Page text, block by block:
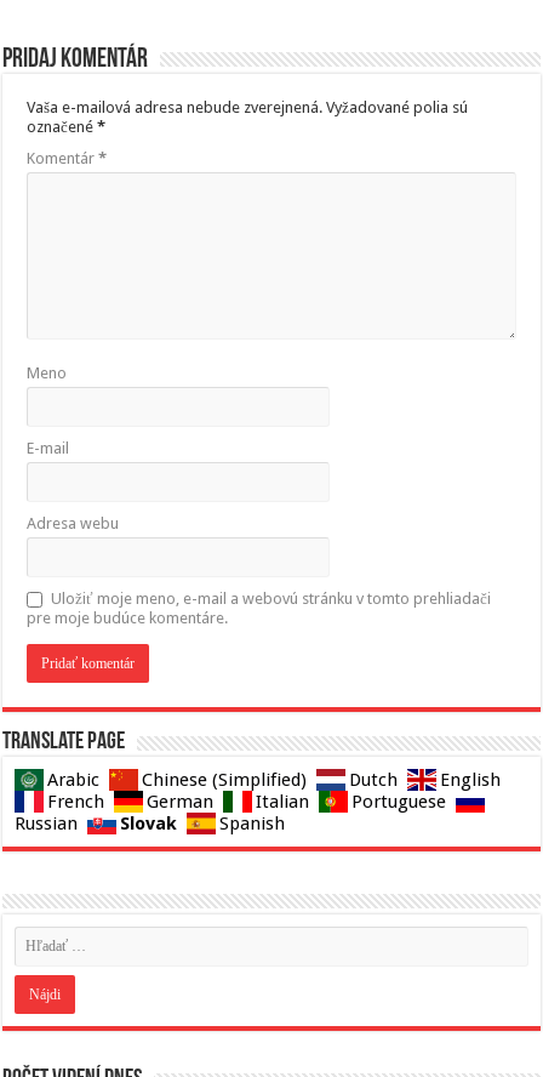
Pridaj komentár
Vaša e-mailová adresa nebude zverejnená. Vyžadované polia sú
označené*
Komentár*
Meno
E-mail
Adresa webu
Uložiť moje meno, e-mail a webovú stránku v tomto prehliadači
pre moje budúce komentáre.
Translate page
Arabic Chinese (Simplified) Dutch
English
French
German Italian
Portuguese
Russian
Slovak Spanish